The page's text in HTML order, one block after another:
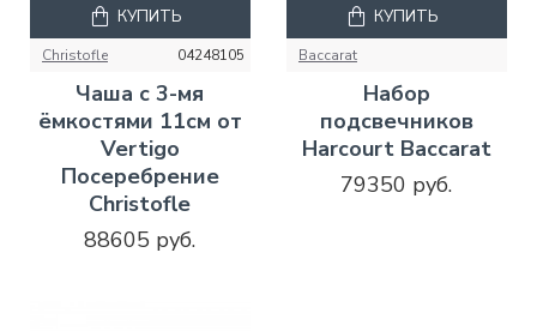
Christofle 04248105
Чаша с 3-мя
ёмкостями 11см от
Vertigo
Посеребрение
Christofle
88605 руб.
КУПИТЬ
Baccarat
Набор
подсвечников
Harcourt Baccarat
79350 руб.
КУПИТЬ